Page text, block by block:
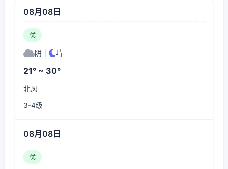
08月08日
优
阴 晴
21° ~ 30°
北风
3-4级
08月08日
优